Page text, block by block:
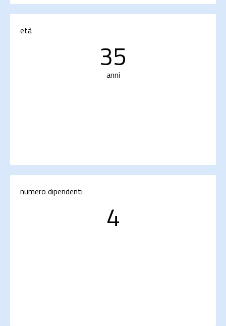
età
35
anni
numero dipendenti
4